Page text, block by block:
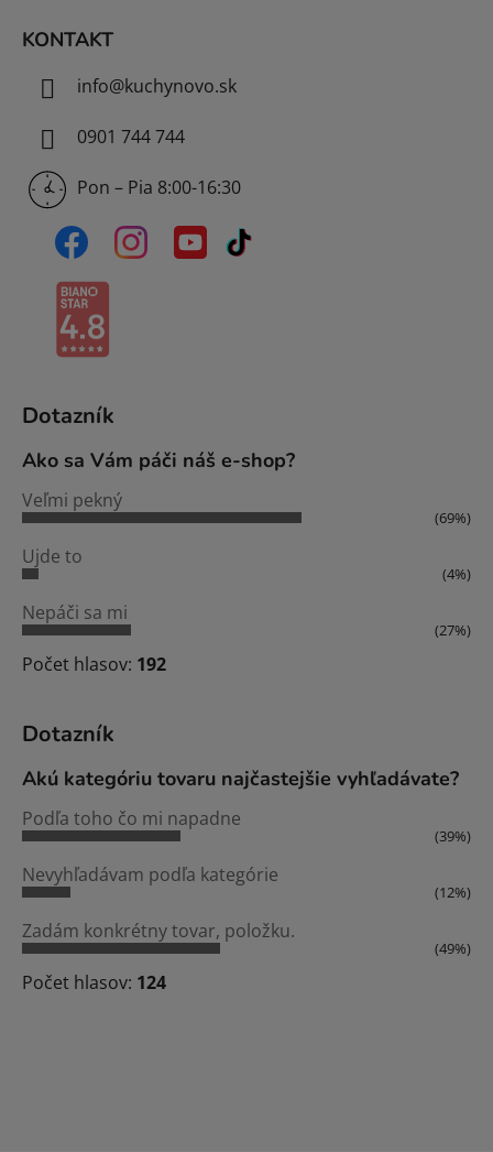
KONTAKT
info@kuchynovo.sk
0901 744 744
Pon – Pia 8:00-16:30
Dotazník
Ako sa Vám páči náš e-shop?
Veľmi pekný
(69%)
Ujde to
(4%)
Nepáči sa mi
(27%)
Počet hlasov: 192
Dotazník
Akú kategóriu tovaru najčastejšie vyhľadávate?
Podľa toho čo mi napadne
(39%)
Nevyhľadávam podľa kategórie
(12%)
Zadám konkrétny tovar, položku.
(49%)
Počet hlasov: 124